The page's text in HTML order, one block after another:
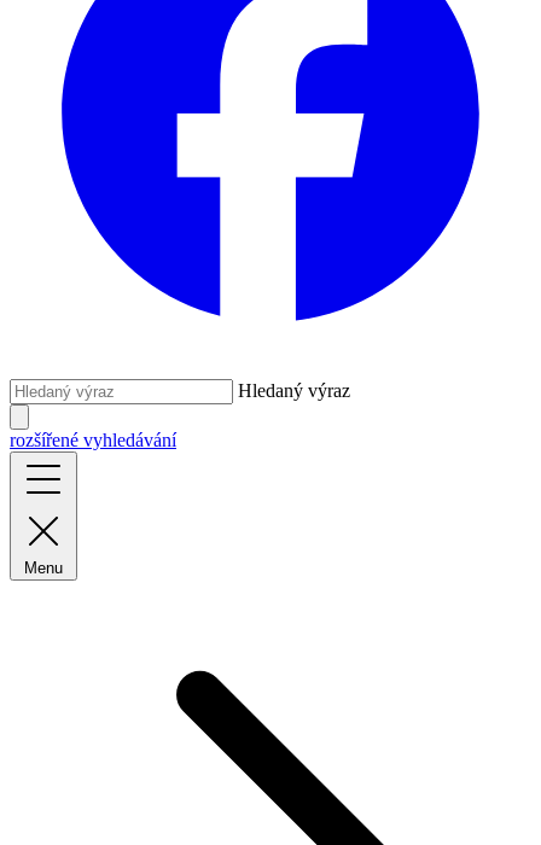
Hledaný výraz
rozšířené vyhledávání
Menu